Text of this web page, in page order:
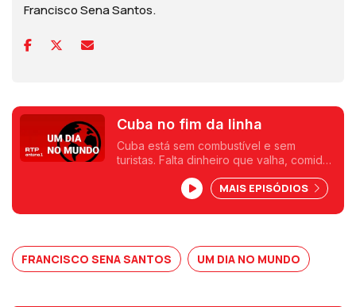
Francisco Sena Santos.
Cuba no fim da linha
Cuba está sem combustível e sem
turistas. Falta dinheiro que valha, comida
Francisco Sena Santos.MAIS EPISÓDIOS
FRANCISCO SENA SANTOS UM DIA NO MUNDO